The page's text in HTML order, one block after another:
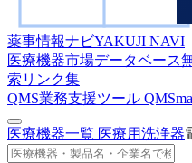
薬事情報ナビYAKUJI NAVI
医療機器市場データベース
索 リンク集
QMS業務支援ツール
医療機器一覧 医療用洗浄器